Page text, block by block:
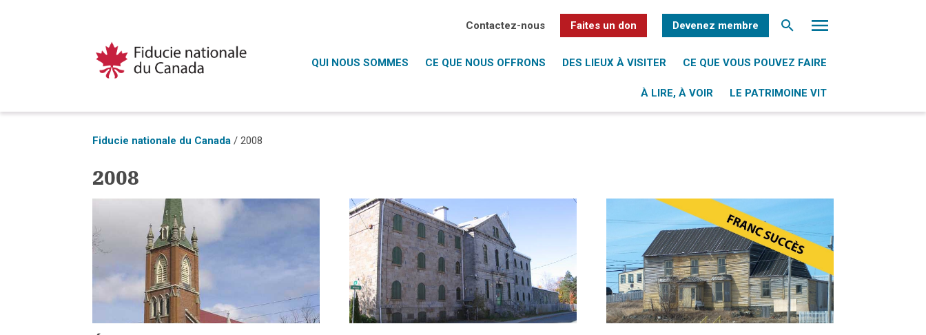
Contactez-nous Faites un don Devenez membre
QUI NOUS SOMMES CE QUE NOUS OFFRONS DES LIEUX À VISITER CE QUE VOUS POUVEZ FAIRE
À LIRE, À VOIR LE PATRIMOINE VIT
Fiducie nationale du Canada /2008
2008